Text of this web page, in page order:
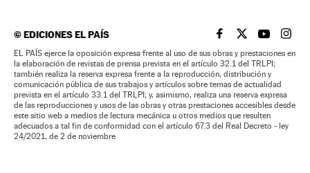
©EDICIONES EL PAÍS EL PAÍS BRASIL EN
EL PAÍSEL PAÍS
EL
EL PAÍS ejerce la oposición expresa frente al uso de sus obras y prestaciones en
la elaboración de revistas de prensa prevista en el artículo 32.1 del TRLPI;
también realiza la reserva expresa frente a la reproducción, distribución y
comunicación pública de sus trabajos y artículos sobre temas de actualidad
prevista en el artículo 33.1 del TRLPI; y, asimismo, realiza una reserva expresa
de las reproducciones y usos de las obras y otras prestaciones accesibles desde
este sitio web a medios de lectura mecánica u otros medios que resulten
adecuados a tal fin de conformidad con el artículo 67.3 del Real Decreto - ley
24/2021, de 2 de noviembre